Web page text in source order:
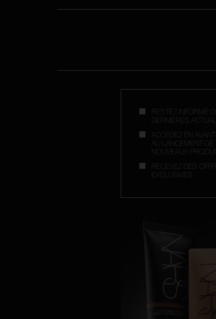
RESTEZ INFORMÉ
DERNIÈRES
ACCÉDEZ EN
AU LANCEMENT DE
NOUVEAUX
RECEVEZ DES
EXCLUSIVES